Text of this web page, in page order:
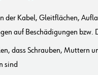
der Kabel, Gleitflächen,
auf Beschädigungen bzw.
dass Schrauben, Muttern
sind